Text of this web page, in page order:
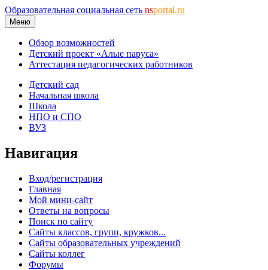
Образовательная социальная сеть nsportal.ru
Меню
Обзор возможностей
Детский проект «Алые паруса»
Аттестация педагогических работников
Детский сад
Начальная школа
Школа
НПО и СПО
ВУЗ
Навигация
Вход/регистрация
Главная
Мой мини-сайт
Ответы на вопросы
Поиск по сайту
Сайты классов, групп, кружков...
Сайты образовательных учреждений
Сайты коллег
Форумы